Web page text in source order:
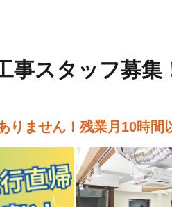
事スタッフ募集
ません！残業月10時間